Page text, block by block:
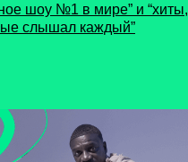
шоу №1 в мире” и “хиты,
слышал каждый”